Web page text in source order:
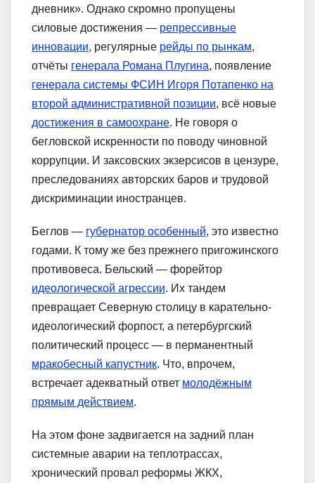
дневник». Однако скромно пропущены
силовые достижения — репрессивные
инновации, регулярные рейды по рынкам,
отчёты генерала Романа Плугина, появление
генерала системы ФСИН Игоря Потапенко на
второй административной позиции, всё новые
достижения в самоохране. Не говоря о
бегловской искренности по поводу чиновной
коррупции. И заксовских экзерсисов в цензуре,
преследованиях авторских баров и трудовой
дискриминации иностранцев.
Беглов — губернатор особенный, это известно
годами. К тому же без прежнего пригожинского
противовеса. Бельский — форейтор
идеологической агрессии. Их тандем
превращает Северную столицу в карательно-
идеологический форпост, а петербургский
политический процесс — в перманентный
мракобесный капустник. Что, впрочем,
встречает адекватный ответ молодёжным
прямым действием.
На этом фоне задвигается на задний план
системные аварии на теплотрассах,
хронический провал реформы ЖКХ,